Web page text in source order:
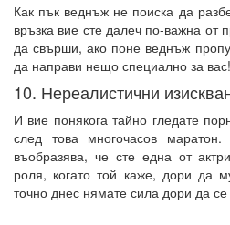
Как пък веднъж не поиска да
връзка вие сте далеч по-важна от
да свърши, ако поне веднъж
да направи нещо специално за вас!
10. Нереалистични
И вие понякога тайно гледате
след това многочасов
въобразява, че сте една от
роля, когато той каже, дори да
точно днес нямате сила дори да